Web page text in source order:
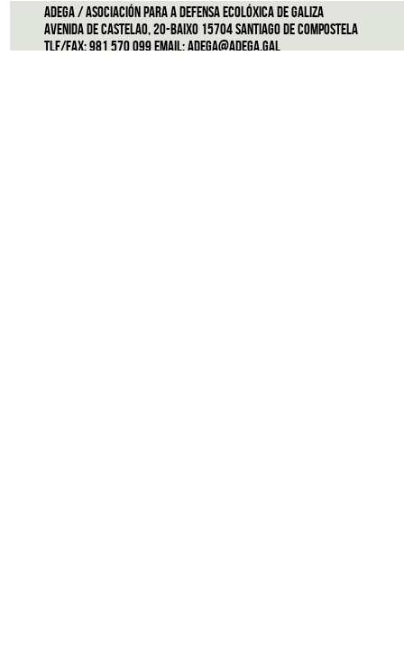
ADEGA / Asociación para a defensa ecolóxica de Galiza
Avenida de Castelao, 20-Baixo 15704 Santiago de Compostela
Tlf/Fax: 981 570 099 Email:adega@adega.gal